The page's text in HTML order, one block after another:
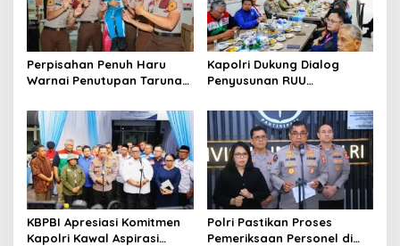
Perpisahan Penuh Haru
Warnai Penutupan Taruna
Kepulauan
Kapolri Dukung Dialog
Penyusunan RUU
Jembatan Aspirasi Buruh
KBPBI Apresiasi Komitmen
Kapolri Kawal Aspirasi
Polri Pastikan Proses
Pemeriksaan Personel di